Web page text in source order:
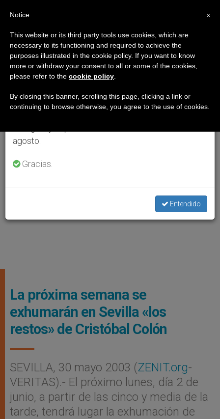
La próxima semana se
exhumarán en Sevilla «los
restos» de Cristóbal Colón
SEVILLA, 30 mayo 2003 (ZENIT.org-
VERITAS).- El próximo lunes, día 2 de
junio, a partir de las cinco y media de la
tarde, tendrá lugar la exhumación de
×
Aviso importante
Del 27 de julio al 7 de agosto haremos la pausa
anual, aprovechando que en el periodo de verano
se generan menos informaciones y también el
agosto.
Gracias.
Entendido
x
Notice
This website or its third party tools use cookies, which are
necessary to its functioning and required to achieve the
purposes illustrated in the cookie policy. If you want to know
more or withdraw your consent to all or some of the cookies,
please refer to the cookie policy
By closing this banner, scrolling this page, clicking a link or
continuing to browse otherwise, you agree to the use of cookies.